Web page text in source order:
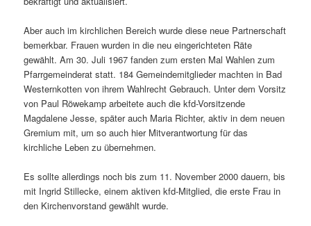
Aber auch im kirchlichen Bereich wurde diese neue Partnerschaft
bemerkbar. Frauen wurden in die neu eingerichteten Räte
gewählt. Am 30. Juli 1967 fanden zum ersten Mal Wahlen zum
Pfarrgemeinderat statt. 184 Gemeindemitglieder machten in Bad
Westernkotten von ihrem Wahlrecht Gebrauch. Unter dem Vorsitz
von Paul Röwekamp arbeitete auch die kfd-Vorsitzende
Magdalene Jesse, später auch Maria Richter, aktiv in dem neuen
Gremium mit, um so auch hier Mitverantwortung für das
kirchliche Leben zu übernehmen.
Es sollte allerdings noch bis zum 11. November 2000 dauern, bis
mit Ingrid Stillecke, einem aktiven kfd-Mitglied, die erste Frau in
den Kirchenvorstand gewählt wurde.